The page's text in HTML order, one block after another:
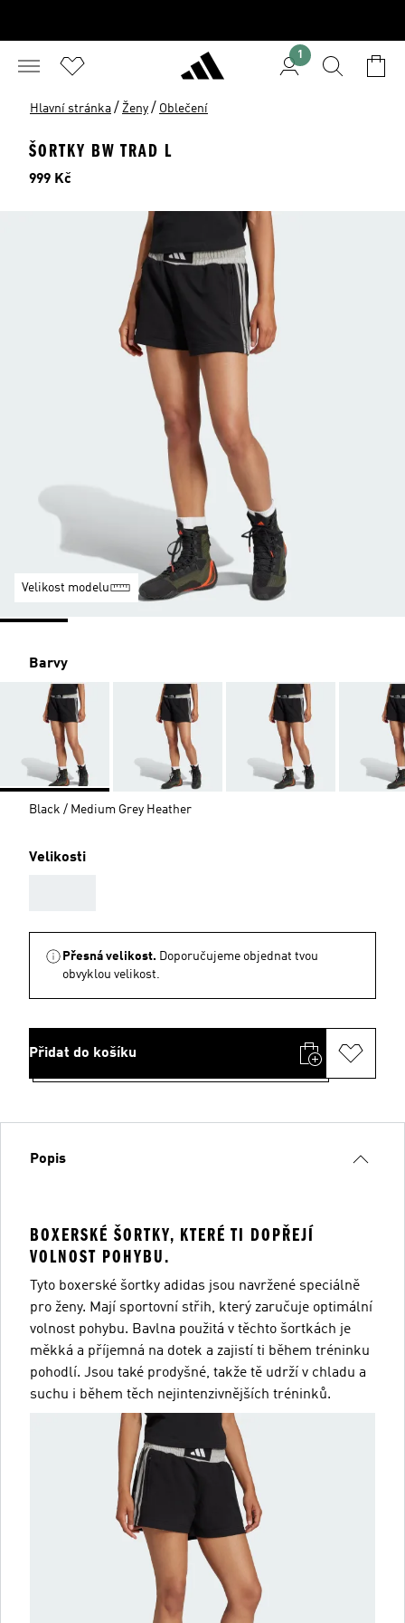
1
Hlavní stránka / Ženy / Oblečení
ŠORTKY BW TRAD L
Cena
999 Kč
Velikost modelu
Barvy
Black / Medium Grey Heather
Velikosti
Přesná velikost. Doporučujeme objednat tvou
obvyklou velikost.
Přidat do košíku
Popis
BOXERSKÉ ŠORTKY, KTERÉ TI DOPŘEJÍ
VOLNOST POHYBU.
Tyto boxerské šortky adidas jsou navržené speciálně
pro ženy. Mají sportovní střih, který zaručuje optimální
volnost pohybu. Bavlna použitá v těchto šortkách je
měkká a příjemná na dotek a zajistí ti během tréninku
pohodlí. Jsou také prodyšné, takže tě udrží v chladu a
suchu i během těch nejintenzivnějších tréninků.